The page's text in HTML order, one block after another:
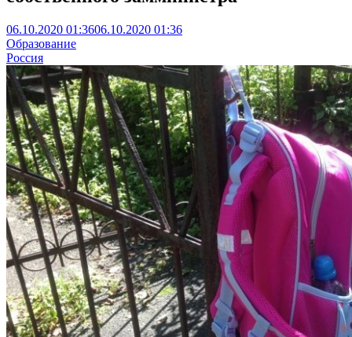
06.10.2020 01:3606.10.2020 01:36
Образование
Россия